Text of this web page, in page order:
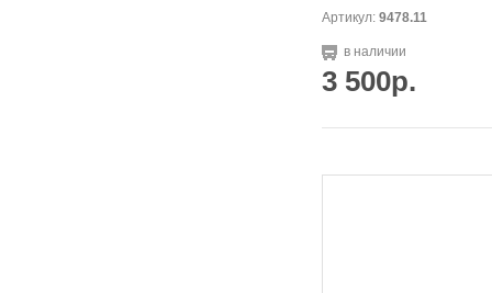
Артикул: 9478.11
в наличии
3 500р.